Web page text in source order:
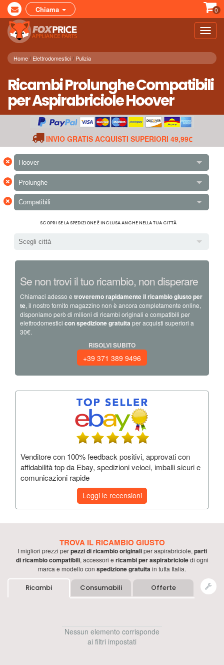
Chiama 0
Home Elettrodomestici Pulizia
Ricambi Prolunghe Compatibili
per Aspirabriciole Hoover
INVIO GRATIS ACQUISTI SUPERIORI 49,99€
× Hoover
× Prolunghe
× Compatibili
SCOPRI SE LA SPEDIZIONE È INCLUSA ANCHE NELLA TUA CITTÀ
Scegli città
Se non trovi il tuo ricambio, non disperare
Chiamaci adesso e troveremo rapidamente il ricambio giusto per
te, il nostro fornito magazzino non è ancora completamente online,
disponiamo però di milioni di ricambi originali e compatibili per
elettrodomestici con spedizione gratuita per acquisti superiori a
30€.
RISOLVI SUBITO
+39 371 389 9496
Venditore con 100% feedback positivi, approvati con
affidabilità top da Ebay, spedizioni veloci, imballi sicuri e
comunicazioni rapide
Leggi le recensioni
TROVA IL RICAMBIO GIUSTO
I migliori prezzi perpezzi di ricambio originaliperaspirabriciole, parti
di ricambio compatibili, accessori e ricambi peraspirabricioledi ogni
marca e modello con spedizione gratuitain tutta Italia.
Ricambi Consumabili Offerte
Nessun elemento corrisponde
ai filtri impostati